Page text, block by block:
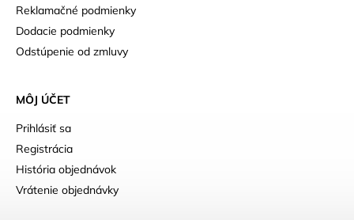
Reklamačné podmienky
Dodacie podmienky
Odstúpenie od zmluvy
MÔJ ÚČET
Prihlásiť sa
Registrácia
História objednávok
Vrátenie objednávky